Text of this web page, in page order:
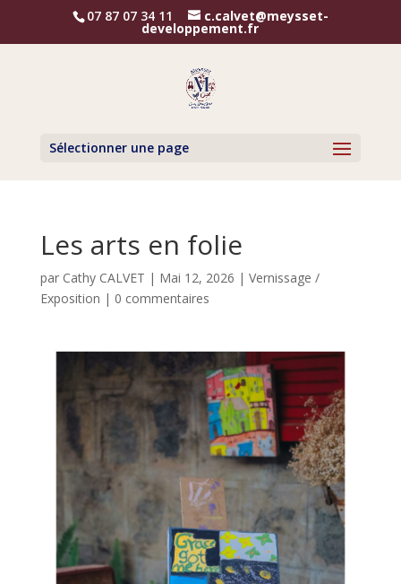
07 87 07 34 11 c.calvet@meysset-
developpement.fr
Sélectionner une page
Les arts en folie
par Cathy CALVET | Mai 12, 2026 | Vernissage /
Exposition | 0 commentaires